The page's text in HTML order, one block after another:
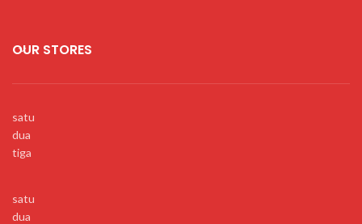
OUR STORES
satu
dua
tiga
satu
dua